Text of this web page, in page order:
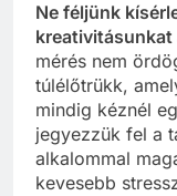
Ne féljünk
kreativitásunkat
mérés nem
túlélőtrükk,
mindig kéznél
jegyezzük fel a
alkalommal
kevesebb